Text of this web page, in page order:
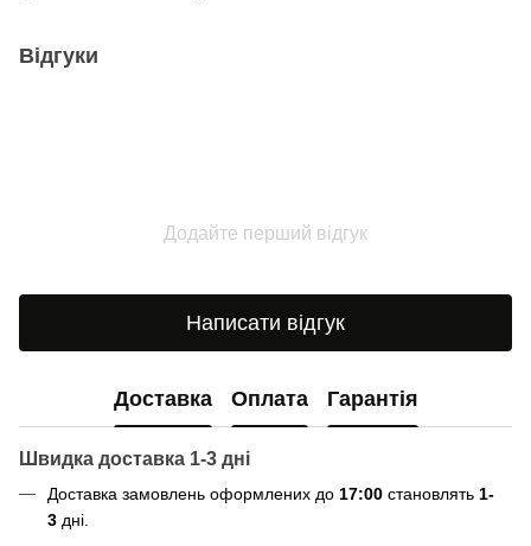
Відгуки
Додайте перший відгук
Написати відгук
Доставка Оплата Гарантія
Швидка доставка 1-3 дні
Доставка замовлень оформлених до 17:00 становлять 1-
3 дні.